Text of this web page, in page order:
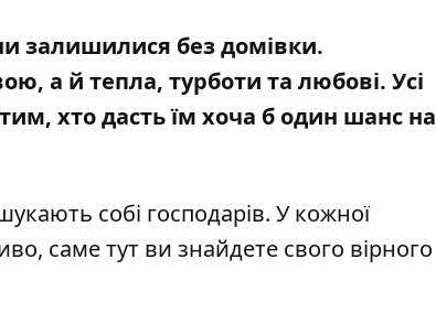
залишилися без домівки.
а й тепла, турботи та любові. Усі
хто дасть їм хоча б один шанс на
собі господарів. У кожної
саме тут ви знайдете свого вірного